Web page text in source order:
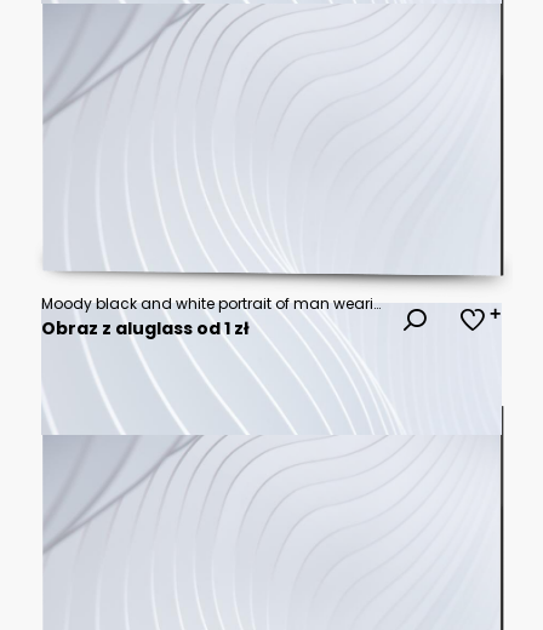
Moody black and white portrait of man wearing hoodie with rain droplets on car window reflecting city lights at night creating a dramatic urban atmosphere.
Obraz z aluglass od 1 zł